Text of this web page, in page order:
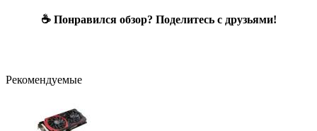
☕ Понравился обзор? Поделитесь с друзьями!
Рекомендуемые